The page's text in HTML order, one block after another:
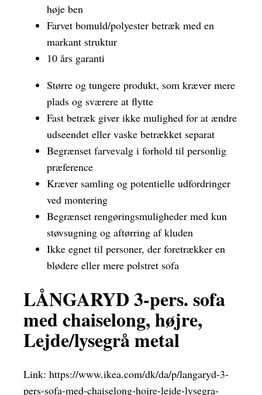
høje ben
Farvet bomuld/polyester betræk med en
markant struktur
10 års garanti
Større og tungere produkt, som kræver mere
plads og sværere at flytte
Fast betræk giver ikke mulighed for at ændre
udseendet eller vaske betrækket separat
Begrænset farvevalg i forhold til personlig
præference
Kræver samling og potentielle udfordringer
ved montering
Begrænset rengøringsmuligheder med kun
støvsugning og aftørring af kluden
Ikke egnet til personer, der foretrækker en
blødere eller mere polstret sofa
LÅNGARYD 3-pers. sofa
med chaiselong, højre,
Lejde/lysegrå metal
Link: https://www.ikea.com/dk/da/p/langaryd-3-
pers-sofa-med-chaiselong-hojre-lejde-lysegra-